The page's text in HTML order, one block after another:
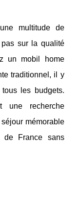
multitude de
sur la qualité
un mobil home
traditionnel, il y
les budgets.
une recherche
mémorable
France sans